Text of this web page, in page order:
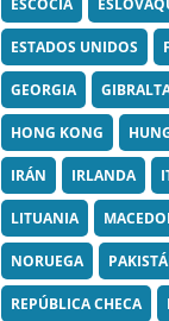
ESCOCIA
ESTADOS UNIDOS
GEORGIA
HONG KONG
IRÁN IRLANDA
LITUANIA
NORUEGA
REPÚBLICA CHECA